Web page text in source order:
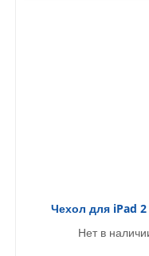
Чехол для iPad
Нет в